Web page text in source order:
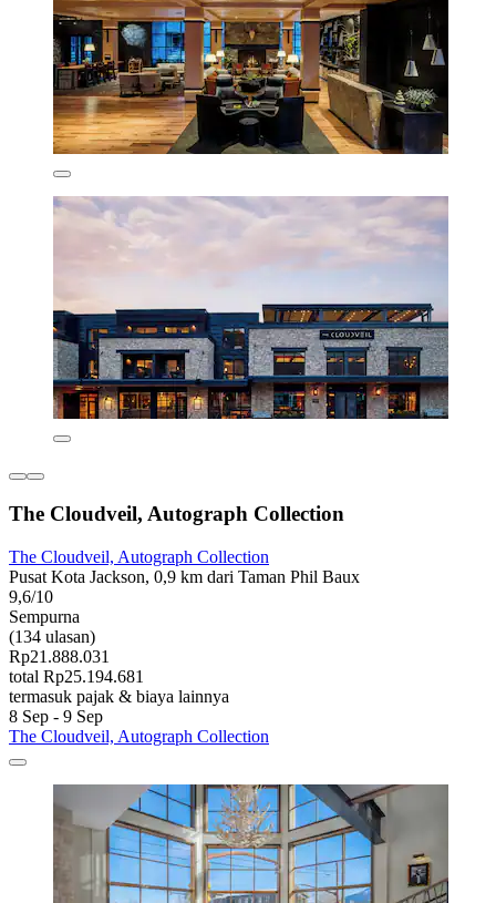
The Cloudveil, Autograph Collection
The Cloudveil, Autograph Collection
Pusat Kota Jackson, 0,9 km dari Taman Phil Baux
9,6/10
Sempurna
(134 ulasan)
Rp21.888.031
total Rp25.194.681
termasuk pajak & biaya lainnya
8 Sep - 9 Sep
The Cloudveil, Autograph Collection